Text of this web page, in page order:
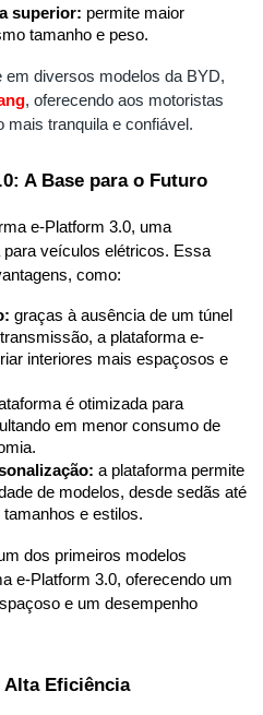
superior: permite maior
tamanho e peso.
em diversos modelos da BYD,
, oferecendo aos motoristas
mais tranquila e confiável.
A Base para o Futuro
e-Platform 3.0, uma
veículos elétricos. Essa
como:
graças à ausência de um túnel
a plataforma e-
interiores mais espaçosos e
é otimizada para
em menor consumo de
a plataforma permite
de modelos, desde sedãs até
e estilos.
dos primeiros modelos
e-Platform 3.0, oferecendo um
e um desempenho
Eficiência